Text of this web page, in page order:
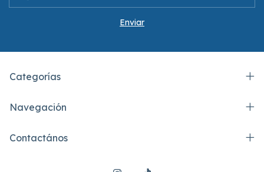
Categorías
Navegación
Contactános